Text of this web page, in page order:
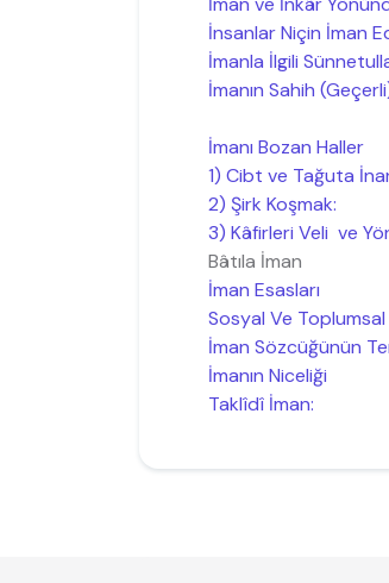
İnsanlar Niçin İman
İmanla İlgili
İmanın Sahih
İmanı Bozan Haller
1) Cibt ve Tağuta
2) Şirk Koşmak:
3) Kâfirleri Veli ve
Bâtıla İman
İman Esasları
Sosyal Ve
İman Sözcüğünün
İmanın Niceliği
Taklîdî İman: